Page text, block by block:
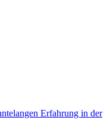
Erfahrung in der